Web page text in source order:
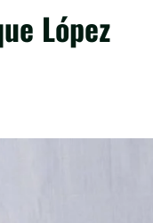
López